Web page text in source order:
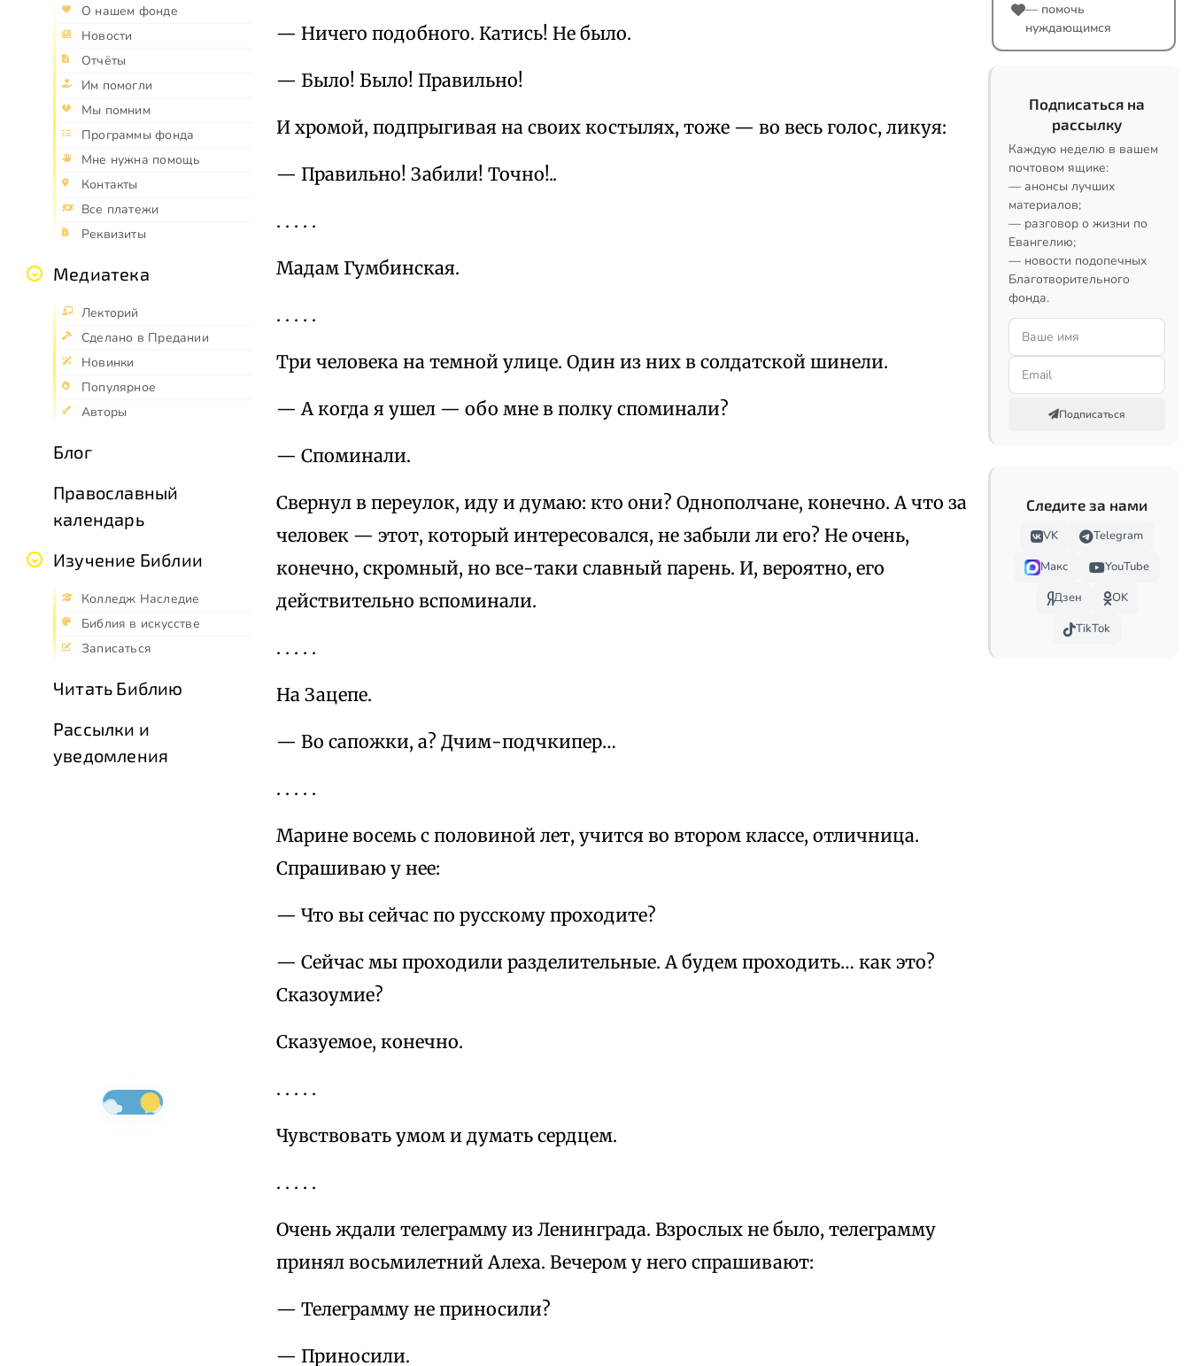
О нашем фонде
Новости
Отчёты
Им помогли
Мы помним
Программы фонда
Мне нужна помощь
Контакты
Все платежи
Реквизиты
Медиатека
Лекторий
Сделано в Предании
Новинки
Популярное
Авторы
Блог
Православный
календарь
Изучение Библии
Колледж Наследие
Библия в искусстве
Записаться
Читать Библию
Рассылки и
уведомления
— Ничего подобного. Катись! Не было.
— Было! Было! Правильно!
И хромой, подпрыгивая на своих костылях, тоже — во весь голос, ликуя:
— Правильно! Забили! Точно!..
. . . . .
Мадам Гумбинская.
. . . . .
Три человека на темной улице. Один из них в солдатской шинели.
— А когда я ушел — обо мне в полку споминали?
— Споминали.
Свернул в переулок, иду и думаю: кто они? Однополчане, конечно. А что за
человек — этот, который интересовался, не забыли ли его? Не очень,
конечно, скромный, но все-таки славный парень. И, вероятно, его
действительно вспоминали.
. . . . .
На Зацепе.
— Во сапожки, а? Дчим-подчкипер…
. . . . .
Марине восемь с половиной лет, учится во втором классе, отличница.
Спрашиваю у нее:
— Что вы сейчас по русскому проходите?
— Сейчас мы проходили разделительные. А будем проходить… как это?
Сказоумие?
Сказуемое, конечно.
. . . . .
Чувствовать умом и думать сердцем.
. . . . .
Очень ждали телеграмму из Ленинграда. Взрослых не было, телеграмму
принял восьмилетний Алеха. Вечером у него спрашивают:
— Телеграмму не приносили?
— Приносили.
— помочь
нуждающимся
Подписаться на
рассылку
Каждую неделю в вашем
почтовом ящике:
— анонсы лучших
материалов;
— разговор о жизни по
Евангелию;
— новости подопечных
Благотворительного
фонда.
Подписаться
Следите за нами
VK
Telegram
Макс
YouTube
Дзен
OK
TikTok